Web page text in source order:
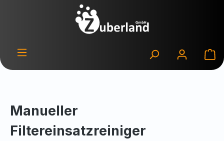
Zum Hauptinhalt springen
Manueller
Filtereinsatzreiniger